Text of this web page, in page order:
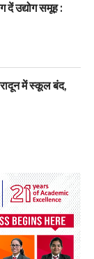
दें उद्योग समूह :
में स्कूल बंद,